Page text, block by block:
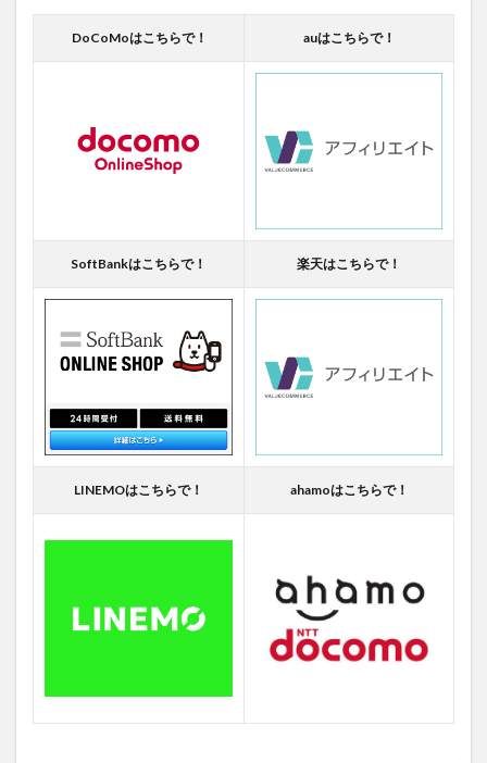
DoCoMoはこちらで！ auはこちらで！
SoftBankはこちらで！ 楽天はこちらで！
LINEMOはこちらで！ ahamoはこちらで！